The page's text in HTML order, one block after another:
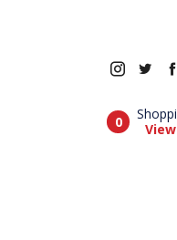
FACEBOOK
TWITTER
INSTAGRAM
Popup window (Can
Popup window (Can be
0
Items in cart